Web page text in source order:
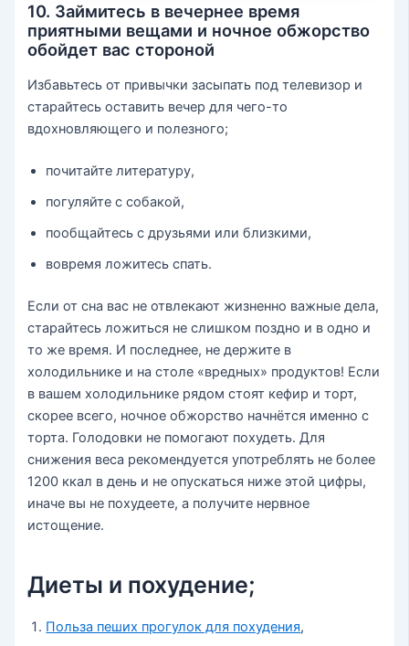
10. Займитесь в вечернее время
приятными вещами и ночное обжорство
обойдет вас стороной
Избавьтесь от привычки засыпать под телевизор и
старайтесь оставить вечер для чего-то
вдохновляющего и полезного;
почитайте литературу,
погуляйте с собакой,
пообщайтесь с друзьями или близкими,
вовремя ложитесь спать.
Если от сна вас не отвлекают жизненно важные дела,
старайтесь ложиться не слишком поздно и в одно и
то же время. И последнее, не держите в
холодильнике и на столе «вредных» продуктов! Если
в вашем холодильнике рядом стоят кефир и торт,
скорее всего, ночное обжорство начнётся именно с
торта. Голодовки не помогают похудеть. Для
снижения веса рекомендуется употреблять не более
1200 ккал в день и не опускаться ниже этой цифры,
иначе вы не похудеете, а получите нервное
истощение.
Диеты и похудение;
Польза пеших прогулок для похудения,